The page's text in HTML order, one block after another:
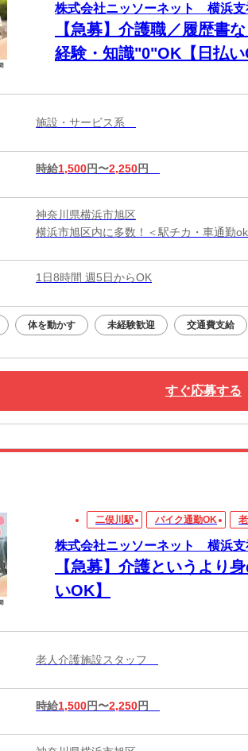
株式会社ニッソーネット 横浜支
【急募】介護職／履歴書
経験・知識"0"OK【日払い
施設・サービス系
時給1,500円〜2,250円
神奈川県横浜市旭区
横浜市旭区内に多数！＜駅チカ・車通勤ok
1日8時間 週5日からOK
体を動かす 未経験歓迎 交通費支給
すぐ応募する
二俣川駅 バイク通勤OK
株式会社ニッソーネット 横浜支
【急募】介護というより
いOK】
老人介護施設スタッフ
時給1,500円〜2,250円